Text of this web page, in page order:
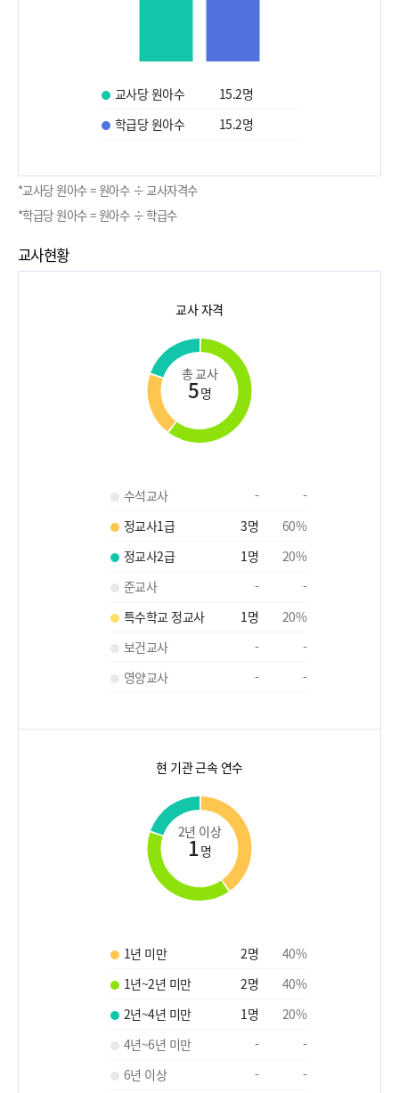
교사당 원아수 15.2명
학급당 원아수
15.2명
*교사당 원아수 = 원아수 ÷ 교사자격수
*학급당 원아수 = 원아수 ÷ 학급수
교사현황
교사 자격
총 교사
5명
수석교사 -
-
정교사1급
3명 60%
정교사2급
1명 20%
준교사
-
-
특수학교 정교사
1명 20%
보건교사
-
-
영양교사
- -
현 기관 근속 연수
2년 이상
1명
1년 미만 2명 40%
1년~2년 미만
2명 40%
2년~4년 미만
1명 20%
4년~6년 미만
-
-
6년 이상
- -